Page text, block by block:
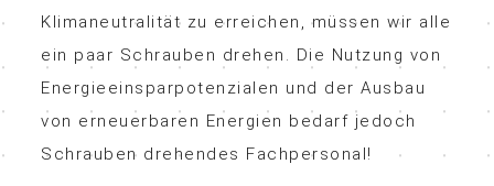
Klimaneutralität zu erreichen, müssen wir alle
ein paar Schrauben drehen. Die Nutzung von
Energieeinsparpotenzialen und der Ausbau
von erneuerbaren Energien bedarf jedoch
Schrauben drehendes Fachpersonal!